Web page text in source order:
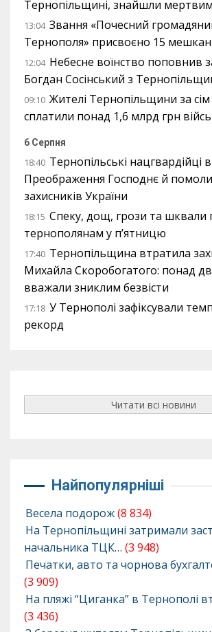
Тернопільщині, знайшли мертвим
13:04 Звання «Почесний
Тернополя» присвоєно 15
12:04 Небесне воїнство поповнив
Богдан Сосінський з
09:10 Жителі Тернопільщини за сім
сплатили понад 1,6 млрд грн
6 Серпня
18:40 Тернопільські нацгвардійці
Преображення Господнє й
захисників України
18:15 Спеку, дощ, грози та шквали
тернополянам у п’ятницю
17:40 Тернопільщина втратила
Михайла Скоробогатого: понад
вважали зниклим безвісти
17:18 У Тернополі зафіксували
рекорд
Читати всі новини
Найпопулярніші
Весела подорож(8 834)
На Тернопільщині затримали
начальника ТЦК… (3 948)
Печатки, авто та чорнова
(3 909)
На пляжі “Циганка” в Тернополі
(3 436)